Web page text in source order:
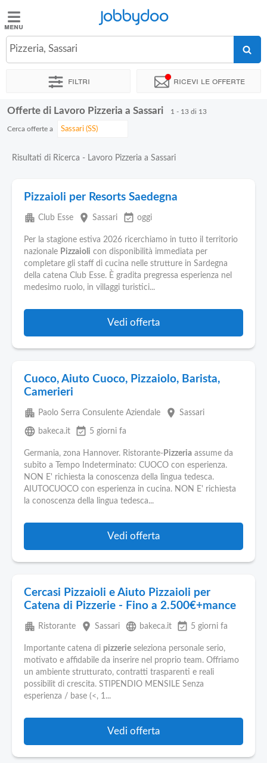
Jobbydoo
Offerte
Stipendi
Elenco
Pubblica
Offerte
Aziende
Jobbydoo
Pizzeria, Sassari
Filtri Ricevi le offerte
Offerte di Lavoro Pizzeria a Sassari 1 - 13 di 13
Cerca offerte a
Risultati di Ricerca - Lavoro Pizzeria a Sassari
Pizzaioli per Resorts Saedegna
apartment Club Esse place Sassari event_available oggi
Per la stagione estiva 2026 ricerchiamo in tutto il territorio
nazionale Pizzaioli con disponibilità immediata per
completare gli staff di cucina nelle strutture in Sardegna
della catena Club Esse. È gradita pregressa esperienza nel
medesimo ruolo, in villaggi turistici...
Vedi offerta
Cuoco, Aiuto Cuoco, Pizzaiolo, Barista,
Camerieri
apartment Paolo Serra Consulente Aziendale place Sassari
language bakeca.it event_available 5 giorni fa
Germania, zona Hannover. Ristorante- Pizzeria assume da
subito a Tempo Indeterminato: CUOCO con esperienza.
NON E' richiesta la conoscenza della lingua tedesca.
AIUTOCUOCO con esperienza in cucina. NON E' richiesta
la conoscenza della lingua tedesca...
Vedi offerta
Cercasi Pizzaioli e Aiuto Pizzaioli per
Catena di Pizzerie - Fino a 2.500€+mance
apartment Ristorante place Sassari language bakeca.it event_available 5 giorni fa
Importante catena di pizzerie seleziona personale serio,
motivato e affidabile da inserire nel proprio team. Offriamo
un ambiente strutturato, contratti trasparenti e reali
possibilit di crescita. STIPENDIO MENSILE Senza
esperienza / base (<, 1...
Vedi offerta